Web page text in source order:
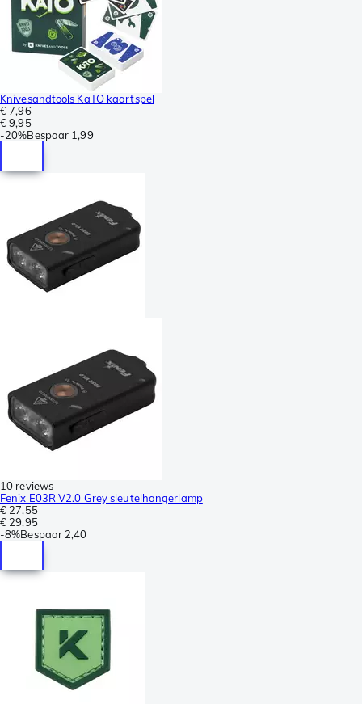
Knivesandtools KaTO kaartspel
€ 7,96
€ 9,95
-20%Bespaar 1,99
10 reviews
Fenix E03R V2.0 Grey sleutelhangerlamp
€ 27,55
€ 29,95
-8%Bespaar 2,40